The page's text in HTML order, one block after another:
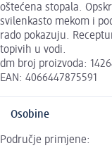
oštećena stopala.
svilenkasto mekom i
rado pokazuju.
topivih u vodi.
dm broj proizvoda:
EAN: 4066447875591
Osobine
Područje primjene: